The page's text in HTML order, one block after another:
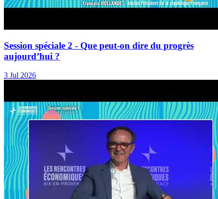
Session spéciale 2 - Que peut-on dire du progrès
aujourd’hui ?
3 Jul 2026